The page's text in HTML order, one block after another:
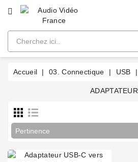
CATÉGORIE
Accueil 03. Connectique USB
ADAPTATEUR
Pertinence